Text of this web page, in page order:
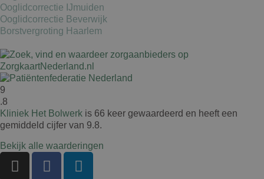
Ooglidcorrectie IJmuiden
Ooglidcorrectie Beverwijk
Borstvergroting Haarlem
9
.8
Kliniek Het Bolwerk is 66 keer gewaardeerd en heeft een
gemiddeld cijfer van 9.8.
Bekijk alle waarderingen